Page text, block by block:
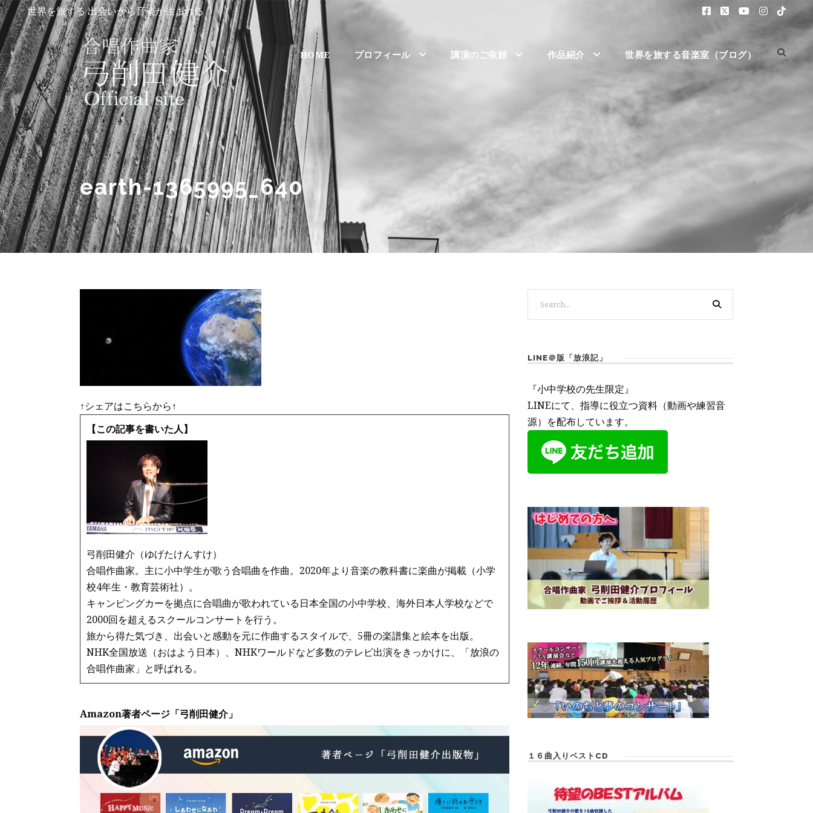
世界を旅する 出会いから音楽が生まれる
HOME プロフィール 講演のご依頼 作品紹介 世界を旅する音楽室（ブログ）
earth-1365995_640
↑シェアはこちらから↑
【この記事を書いた人】
弓削田健介（ゆげたけんすけ）
合唱作曲家。主に小中学生が歌う合唱曲を作曲。2020年より音楽の教科書に楽曲が掲載（小学
校4年生・教育芸術社）。
キャンピングカーを拠点に合唱曲が歌われている日本全国の小中学校、海外日本人学校などで
2000回を超えるスクールコンサートを行う。
旅から得た気づき、出会いと感動を元に作曲するスタイルで、5冊の楽譜集と絵本を出版。
NHK全国放送（おはよう日本）、NHKワールドなど多数のテレビ出演をきっかけに、「放浪の
合唱作曲家」と呼ばれる。
Amazon著者ページ「弓削田健介」
LINE＠版「放浪記」
『小中学校の先生限定』
LINEにて、指導に役立つ資料（動画や練習音
源）を配布しています。
１６曲入りベストCD